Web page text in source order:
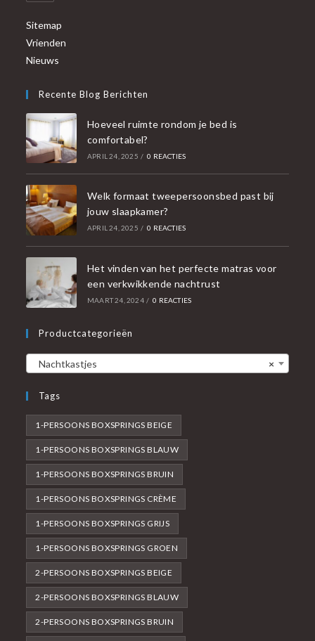
Sitemap
Vrienden
Nieuws
Recente Blog Berichten
Hoeveel ruimte rondom je bed is
comfortabel?
APRIL 24, 2025 / 0 REACTIES
Welk formaat tweepersoonsbed past bij
jouw slaapkamer?
APRIL 24, 2025 / 0 REACTIES
Het vinden van het perfecte matras voor
een verkwikkende nachtrust
MAART 24, 2024 / 0 REACTIES
Productcategorieën
×
Nachtkastjes
Tags
1-PERSOONS BOXSPRINGS BEIGE
1-PERSOONS BOXSPRINGS BLAUW
1-PERSOONS BOXSPRINGS BRUIN
1-PERSOONS BOXSPRINGS CRÈME
1-PERSOONS BOXSPRINGS GRIJS
1-PERSOONS BOXSPRINGS GROEN
2-PERSOONS BOXSPRINGS BEIGE
2-PERSOONS BOXSPRINGS BLAUW
2-PERSOONS BOXSPRINGS BRUIN